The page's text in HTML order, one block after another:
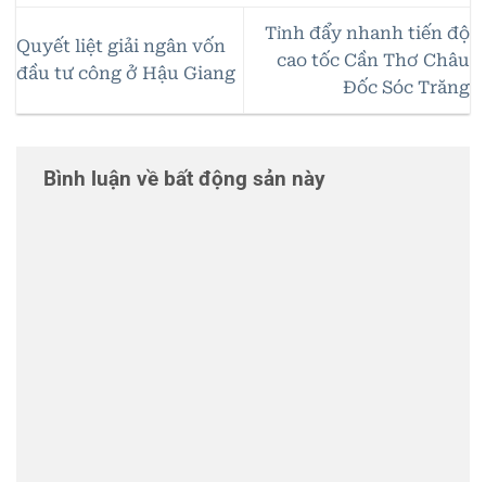
Quyết liệt giải ngân vốn
đầu tư công ở Hậu Giang
Tỉnh đẩy nhanh tiến độ
cao tốc Cần Thơ Châu
Đốc Sóc Trăng
Bình luận về bất động sản này